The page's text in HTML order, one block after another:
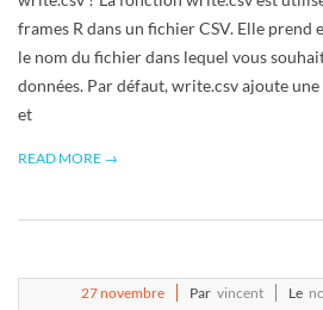
T
S
R
frames R dans un fichier CSV. Elle prend
le nom du fichier dans lequel vous
données. Par défaut, write.csv ajoute
et
READ MORE →
27novembre Par vincent Le